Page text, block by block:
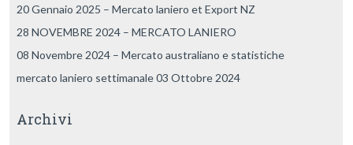
20 Gennaio 2025 – Mercato laniero et Export NZ
28 NOVEMBRE 2024 – MERCATO LANIERO
08 Novembre 2024 – Mercato australiano e statistiche
mercato laniero settimanale 03 Ottobre 2024
Archivi